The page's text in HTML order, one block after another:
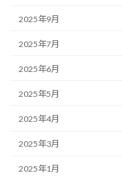
2025年9月
2025年7月
2025年6月
2025年5月
2025年4月
2025年3月
2025年1月